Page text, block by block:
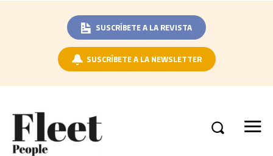
SUSCRÍBETE A LA REVISTA
SUSCRÍBETE A LA NEWSLETTER